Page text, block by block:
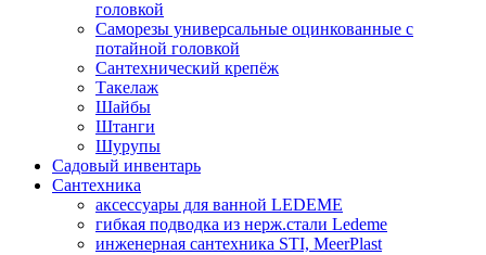
головкой
Саморезы универсальные оцинкованные с
потайной головкой
Сантехнический крепёж
Такелаж
Шайбы
Штанги
Шурупы
Садовый инвентарь
Сантехника
аксессуары для ванной LEDEME
гибкая подводка из нерж.стали Ledeme
инженерная сантехника STI, MeerPlast